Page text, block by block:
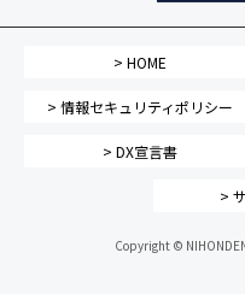
> HOME
> 情報セキュリティポリシー
> DX宣言書
>
Copyright ©